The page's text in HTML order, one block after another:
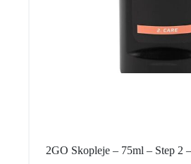
2GO Skopleje – 75ml – Step 2